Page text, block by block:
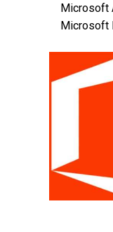
Microsoft
Microsoft